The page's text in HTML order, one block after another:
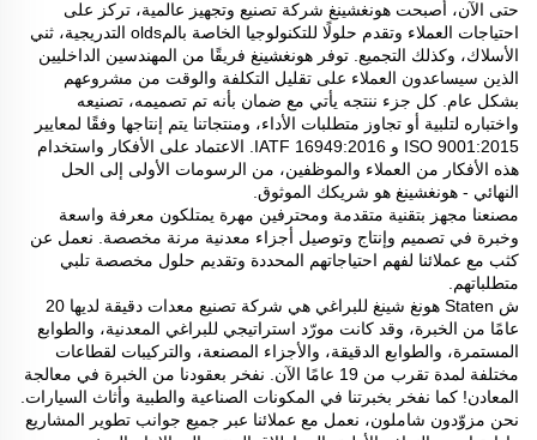
حتى الآن، أصبحت هونغشينغ شركة تصنيع وتجهيز عالمية، تركز على
احتياجات العملاء وتقدم حلولًا للتكنولوجيا الخاصة بالمolds التدريجية، ثني
الأسلاك، وكذلك التجميع. توفر هونغشينغ فريقًا من المهندسين الداخليين
الذين سيساعدون العملاء على تقليل التكلفة والوقت من مشروعهم
بشكل عام. كل جزء ننتجه يأتي مع ضمان بأنه تم تصميمه، تصنيعه
واختباره لتلبية أو تجاوز متطلبات الأداء، ومنتجاتنا يتم إنتاجها وفقًا لمعايير
ISO 9001:2015 و IATF 16949:2016. الاعتماد على الأفكار واستخدام
هذه الأفكار من العملاء والموظفين، من الرسومات الأولى إلى الحل
النهائي - هونغشينغ هو شريكك الموثوق.
مصنعنا مجهز بتقنية متقدمة ومحترفين مهرة يمتلكون معرفة واسعة
وخبرة في تصميم وإنتاج وتوصيل أجزاء معدنية مرنة مخصصة. نعمل عن
كثب مع عملائنا لفهم احتياجاتهم المحددة وتقديم حلول مخصصة تلبي
متطلباتهم.
ش Staten هونغ شينغ للبراغي هي شركة تصنيع معدات دقيقة لديها 20
عامًا من الخبرة، وقد كانت مورّد استراتيجي للبراغي المعدنية، والطوابع
المستمرة، والطوابع الدقيقة، والأجزاء المصنعة، والتركيبات لقطاعات
مختلفة لمدة تقرب من 19 عامًا الآن. نفخر بعقودنا من الخبرة في معالجة
المعادن! كما نفخر بخبرتنا في المكونات الصناعية والطبية وأثاث السيارات.
نحن مزوّدون شاملون، نعمل مع عملائنا عبر جميع جوانب تطوير المشاريع